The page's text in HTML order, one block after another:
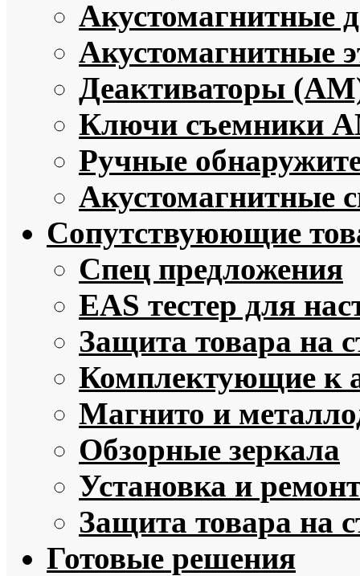
Акустомагнитные
Акустомагнитные
Деактиваторы
Ключи съемники
Ручные
Акустомагнитные
Сопутствуюющие
Спец предложения
EAS тестер для
Защита товара на
Комплектующие к
Магнито и
Обзорные зеркала
Установка и
Защита товара на
Готовые решения